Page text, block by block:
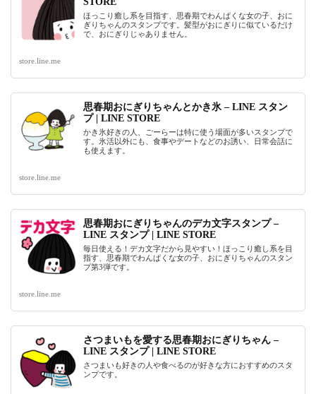
ほっこり癒し系を目指す、思春期でわんぱくな女の子、おに
ぎりちゃんのスタンプです。髪型がおにぎりに似ているだけ
で、おにぎりじゃありません。
store.line.me
思春期おにぎりちゃんとかき氷 – LINE スタン
プ | LINE STORE
かき氷好きの人、ごーらーは特に使う場面が多いスタンプで
す。氷活以外にも、食事やデートなどのお誘い、日常会話に
も使えます。
store.line.me
思春期おにぎりちゃんのデカ文字スタンプ –
LINE スタンプ | LINE STORE
毎日使える！デカ文字だから見やすい！ほっこり癒し系を目
指す、思春期でわんぱくな女の子、おにぎりちゃんのスタン
プ第3弾です。
store.line.me
さつまいもを愛する思春期おにぎりちゃん –
LINE スタンプ | LINE STORE
さつまいも好きの人や食べるのが好きな方におすすめのスタ
ンプです。